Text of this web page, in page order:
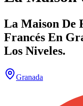
La Maison De
Francés En
Los Niveles.
Granada